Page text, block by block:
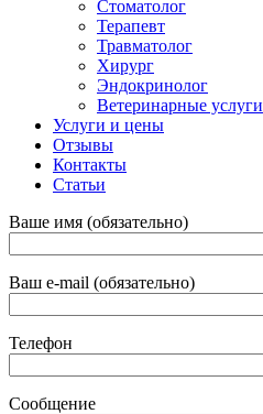
Стоматолог
Терапевт
Травматолог
Хирург
Эндокринолог
Ветеринарные услуги
Услуги и цены
Отзывы
Контакты
Статьи
Ваше имя (обязательно)
Ваш e-mail (обязательно)
Телефон
Сообщение